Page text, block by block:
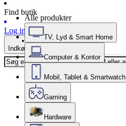
Find butik
Log ind
Indkøbskurv
Alle produkter
TV, Lyd & Smart Home
Computer & Kontor
Mobil, Tablet & Smartwatch
Gaming
Hardware